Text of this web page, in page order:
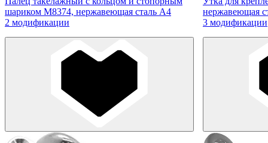
шариком M8374, нержавеющая сталь А4
2 модификации
нержавеющая
3 модификации